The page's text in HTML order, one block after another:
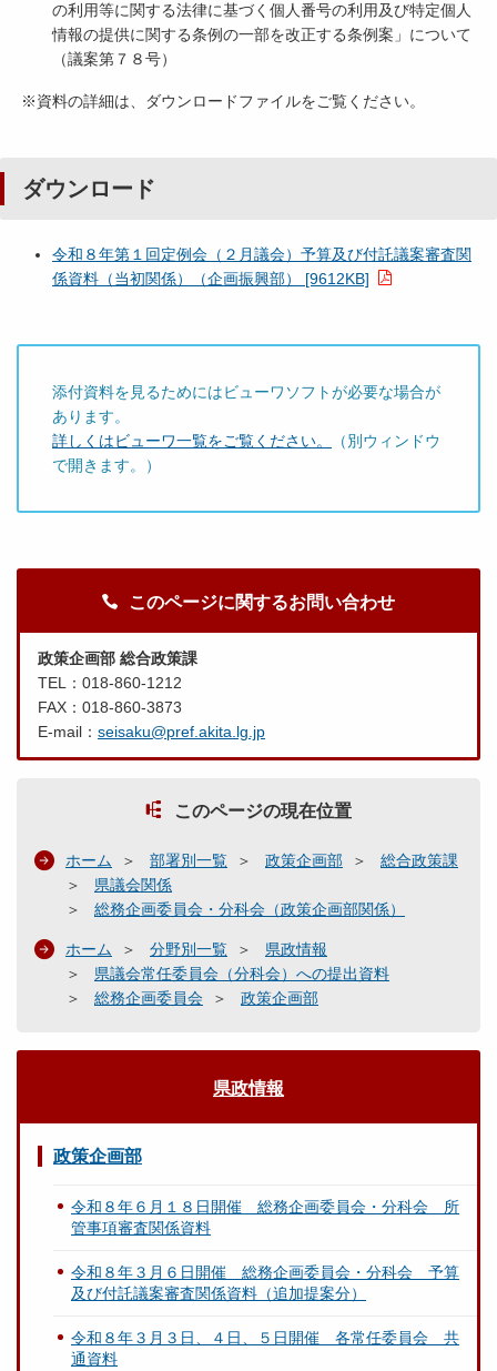
の利用等に関する法律に基づく個人番号の利用及び特定個人
情報の提供に関する条例の一部を改正する条例案」について
（議案第７８号）
※資料の詳細は、ダウンロードファイルをご覧ください。
ダウンロード
令和８年第１回定例会（２月議会）予算及び付託議案審査関
係資料（当初関係）（企画振興部） [9612KB]
添付資料を見るためにはビューワソフトが必要な場合が
あります。
詳しくはビューワ一覧をご覧ください。
（別ウィンドウ
で開きます。）
このページに関するお問い合わせ
政策企画部 総合政策課
TEL：018-860-1212
FAX：018-860-3873
E-mail： seisaku@pref.akita.lg.jp
このページの現在位置
ホーム 部署別一覧 政策企画部
総合政策課
県議会関係
総務企画委員会・分科会（政策企画部関係）
ホーム 分野別一覧
県政情報
県議会常任委員会（分科会）への提出資料
総務企画委員会
政策企画部
県政情報
政策企画部
令和８年６月１８日開催 総務企画委員会・分科会 所
管事項審査関係資料
令和８年３月６日開催 総務企画委員会・分科会 予算
及び付託議案審査関係資料（追加提案分）
令和８年３月３日、４日、５日開催 各常任委員会 共
通資料